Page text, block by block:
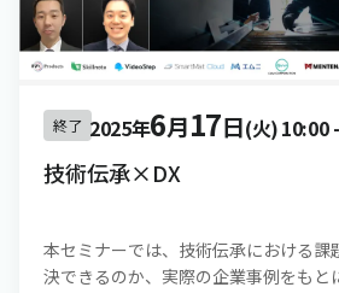
終了 2025年6月17日(火)10:00-
技術伝承×DX
本セミナーでは、技術伝承における課
決できるのか、実際の企業事例をもと